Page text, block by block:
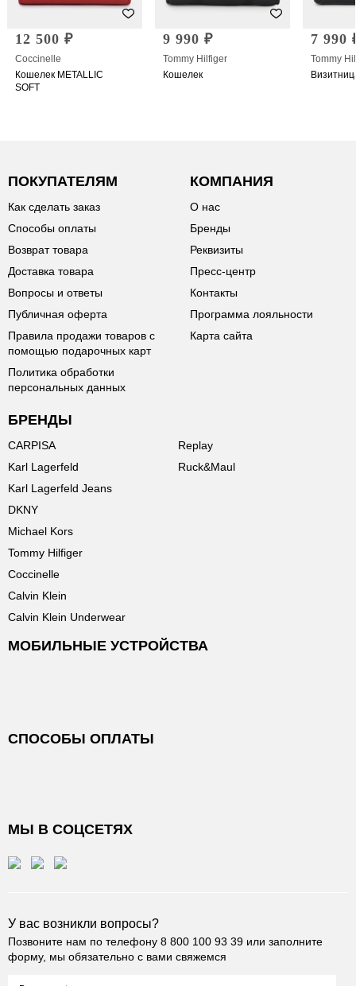
12 500 ₽
Coccinelle
Кошелек METALLIC
SOFT
9 990 ₽
Tommy Hilfiger
Кошелек
7 990
Tommy
ПОКУПАТЕЛЯМ
Как сделать заказ
Способы оплаты
Возврат товара
Доставка товара
Вопросы и ответы
Публичная оферта
Правила продажи товаров с
помощью подарочных карт
Политика обработки
персональных данных
КОМПАНИЯ
О нас
Бренды
Реквизиты
Пресс-центр
Контакты
Программа лояльности
Карта сайта
БРЕНДЫ
CARPISA
Karl Lagerfeld
Karl Lagerfeld Jeans
DKNY
Michael Kors
Tommy Hilfiger
Coccinelle
Calvin Klein
Calvin Klein Underwear
Replay
Ruck&Maul
МОБИЛЬНЫЕ УСТРОЙСТВА
СПОСОБЫ ОПЛАТЫ
МЫ В СОЦСЕТЯХ
У вас возникли вопросы?
Позвоните нам по телефону 8 800 100 93 39 или заполните
форму, мы обязательно с вами свяжемся